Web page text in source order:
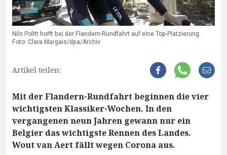
Nils Politt hofft bei der Flandern-Rundfahrt auf eine Top-Platzierung.
Foto: Clara Margais/dpa/Archiv
Artikel teilen:
Mit der Flandern-Rundfahrt beginnen die vier
wichtigsten Klassiker-Wochen. In den
vergangenen neun Jahren gewann nur ein
Belgier das wichtigste Rennen des Landes.
Wout van Aert fällt wegen Corona aus.